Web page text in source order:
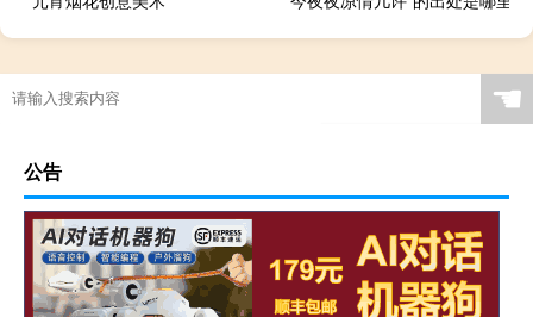
☚
公告